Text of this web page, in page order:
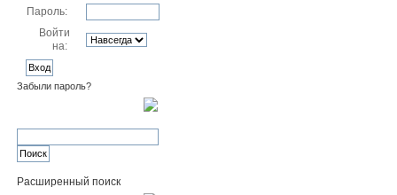
Пароль:
Войти
на:
Забыли пароль?
Расширенный поиск